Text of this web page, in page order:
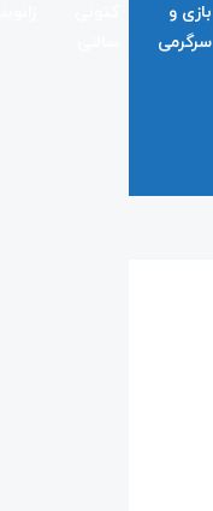
بازی و
سرگرمی